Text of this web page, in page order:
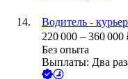
Водитель -
220 000 – 360 000
Без опыта
Выплаты: Два